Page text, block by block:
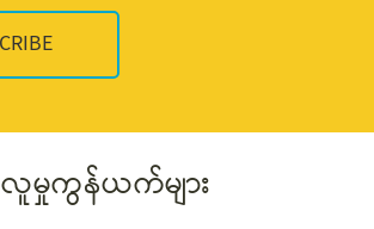
လူမှုကွန်ယက်များ